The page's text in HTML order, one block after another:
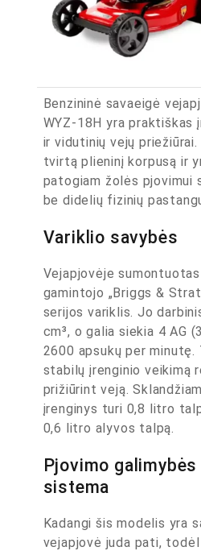
Benzininė savaeigė
WYZ-18H yra praktiškas
ir vidutinių vejų
tvirtą plieninį korpusą ir
patogiam žolės pjovimui
be didelių fizinių
Variklio savybės
Vejapjovėje
gamintojo „Briggs &
serijos variklis. Jo
cm³, o galia siekia 4 AG
2600 apsukų per minutę.
stabilų įrenginio veikimą
prižiūrint veją.
įrenginys turi 0,8 litro
0,6 litro alyvos talpą.
Pjovimo
sistema
Kadangi šis modelis yra
vejapjovė juda pati,